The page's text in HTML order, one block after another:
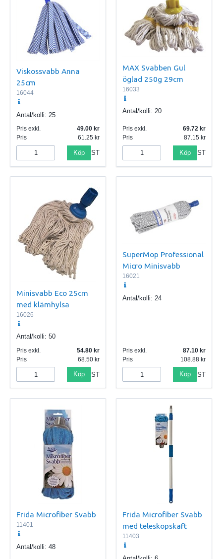
Viskossvabb Anna
25cm
16044
Antal/kolli: 25
Pris exkl.
49.00
Pris
61.25
Köp ST
MAX Svabben Gul
öglad 250g 29cm
16033
Antal/kolli: 20
Pris exkl.
69.72
Pris
87.15
Köp ST
Minisvabb Eco 25cm
med klämhylsa
16026
Antal/kolli: 50
Pris exkl.
54.80
Pris
68.50
Köp ST
SuperMop Professional
Micro Minisvabb
16021
Antal/kolli: 24
Pris exkl.
87.10
Pris
108.88
Köp ST
Frida Microfiber Svabb
11401
Antal/kolli: 48
Frida Microfiber Svabb
med teleskopskaft
11403